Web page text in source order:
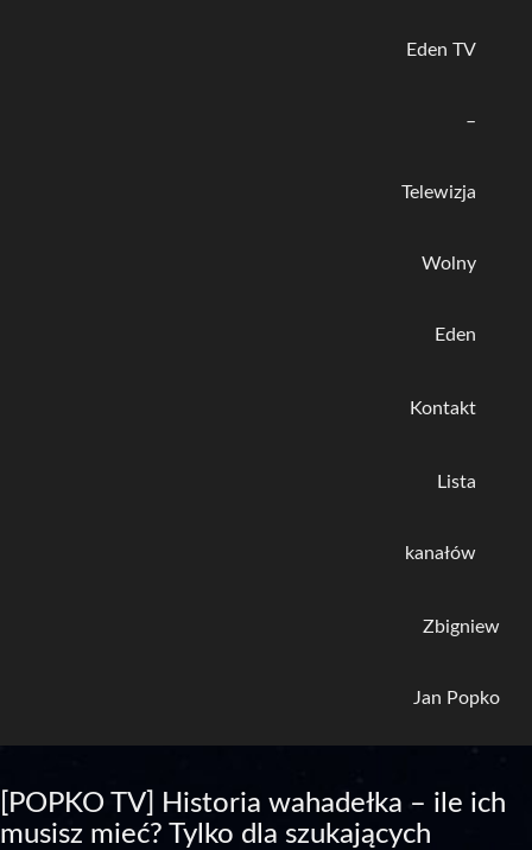
Eden TV
–
Telewizja
Wolny
Eden
Kontakt
Lista
kanałów
Zbigniew
Jan Popko
[POPKO TV] Historia wahadełka – ile ich
musisz mieć? Tylko dla szukających